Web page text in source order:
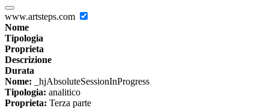
www.artsteps.com
Nome
Tipologia
Proprieta
Descrizione
Durata
Nome: _hjAbsoluteSessionInProgress
Tipologia: analitico
Proprieta: Terza parte